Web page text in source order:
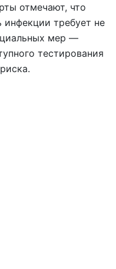
отмечают, что
инфекции требует не
мер —
тестирования